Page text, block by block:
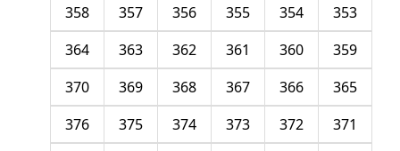
353
354
355
356
357
358
359
360
361
362
363
364
365
366
367
368
369
370
371
372
373
374
375
376